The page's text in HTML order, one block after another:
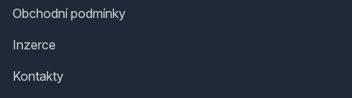
Obchodní podmínky
Inzerce
Kontakty